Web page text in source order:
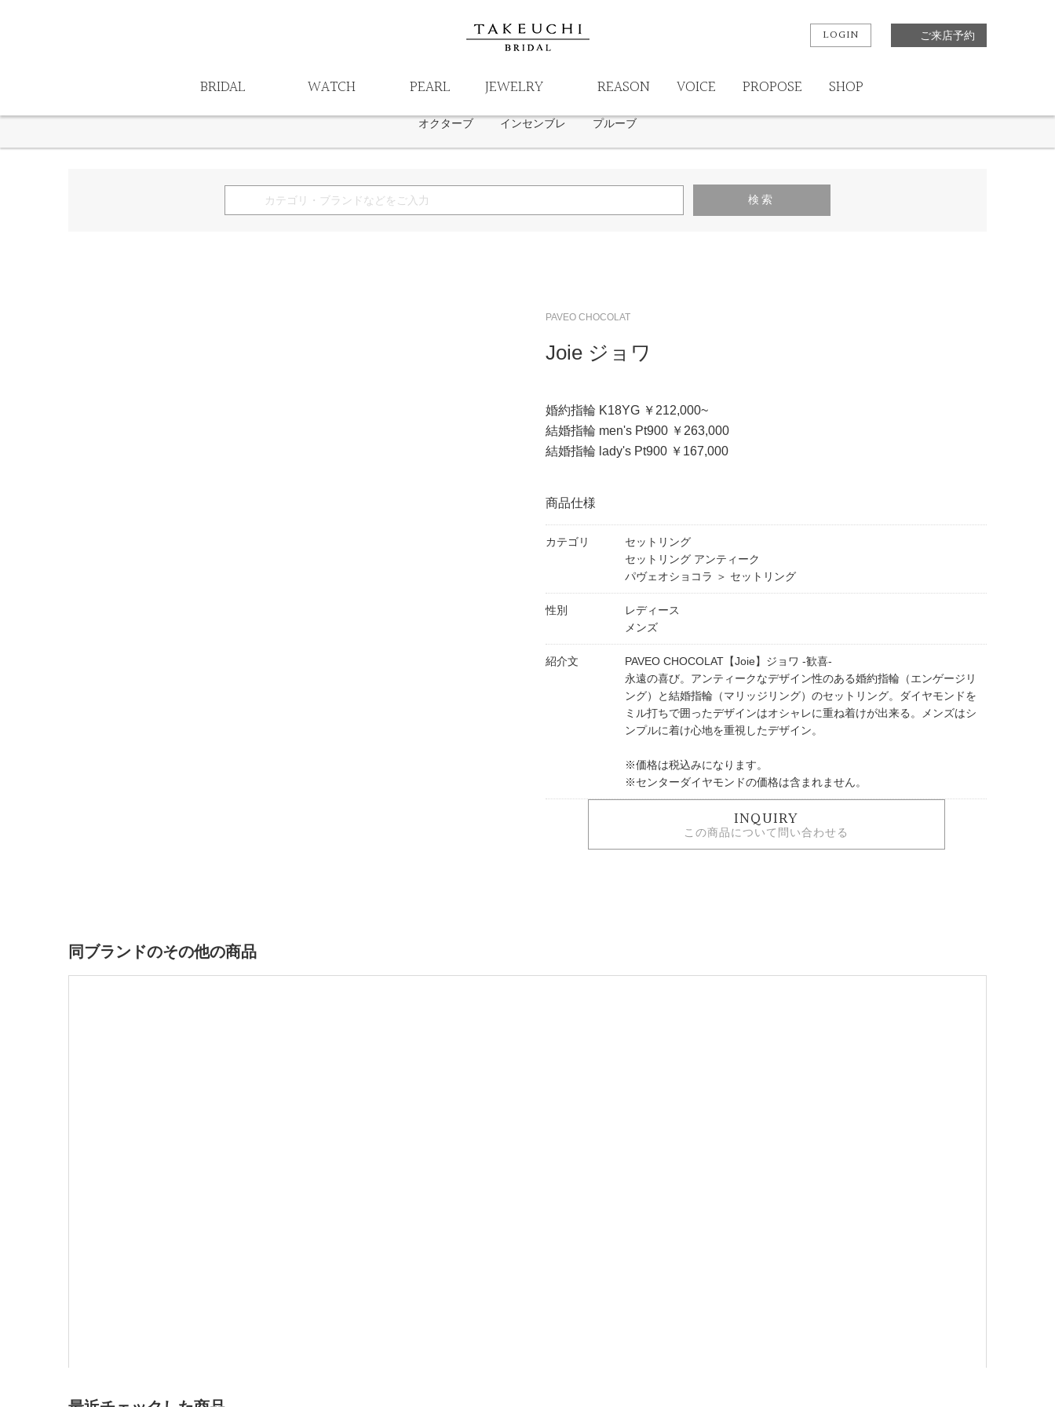
LOGIN ご来店予約
BRIDAL
MUNISO 萬時 クリスチャンバウアー
ヴィヴァージュ アンティック LORE nobel Stel Giurare neu spur BAUM ECTURO カタム ピンクドルフィン
オクターブ インセンブレ プルーブ
WATCH
アストロン プレザージュ TISSOT オリス
PEARL JEWELRY
ブラウンダイヤモンド アンビリカルコード
REASON VOICE PROPOSE SHOP
PAVEO CHOCOLAT
Joie ジョワ
婚約指輪 K18YG ￥212,000~
結婚指輪 men's Pt900 ￥263,000
結婚指輪 lady's Pt900 ￥167,000
商品仕様
カテゴリ
セットリング
セットリング アンティーク
パヴェオショコラ ＞ セットリング
性別
レディース
メンズ
紹介文
PAVEO CHOCOLAT【Joie】ジョワ -歓喜-
永遠の喜び。アンティークなデザイン性のある婚約指輪（エンゲージリ
ング）と結婚指輪（マリッジリング）のセットリング。ダイヤモンドを
ミル打ちで囲ったデザインはオシャレに重ね着けが出来る。メンズはシ
ンプルに着け心地を重視したデザイン。
※価格は税込みになります。
※センターダイヤモンドの価格は含まれません。
INQUIRY
この商品について問い合わせる
同ブランドのその他の商品